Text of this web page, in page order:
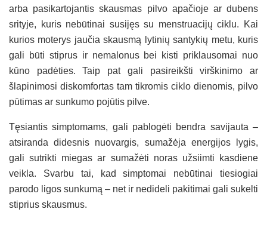
arba pasikartojantis skausmas pilvo apačioje ar dubens
srityje, kuris nebūtinai susijęs su menstruacijų ciklu. Kai
kurios moterys jaučia skausmą lytinių santykių metu, kuris
gali būti stiprus ir nemalonus bei kisti priklausomai nuo
kūno padėties. Taip pat gali pasireikšti virškinimo ar
šlapinimosi diskomfortas tam tikromis ciklo dienomis, pilvo
pūtimas ar sunkumo pojūtis pilve.
Tęsiantis simptomams, gali pablogėti bendra savijauta –
atsiranda didesnis nuovargis, sumažėja energijos lygis,
gali sutrikti miegas ar sumažėti noras užsiimti kasdiene
veikla. Svarbu tai, kad simptomai nebūtinai tiesiogiai
parodo ligos sunkumą – net ir nedideli pakitimai gali sukelti
stiprius skausmus.